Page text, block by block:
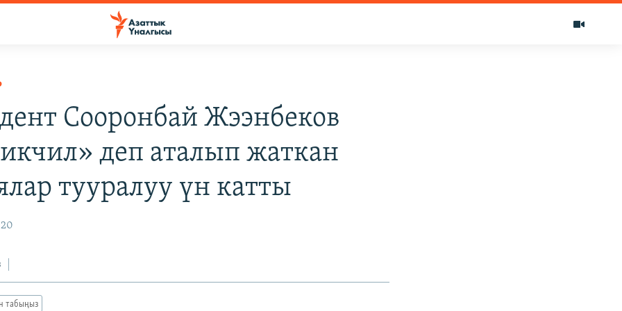
Сооронбай Жээнбеков
деп аталып жаткан
тууралуу үн катты
табыңыз